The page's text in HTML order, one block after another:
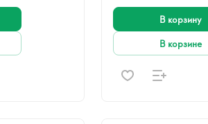
В корзину
В корзине